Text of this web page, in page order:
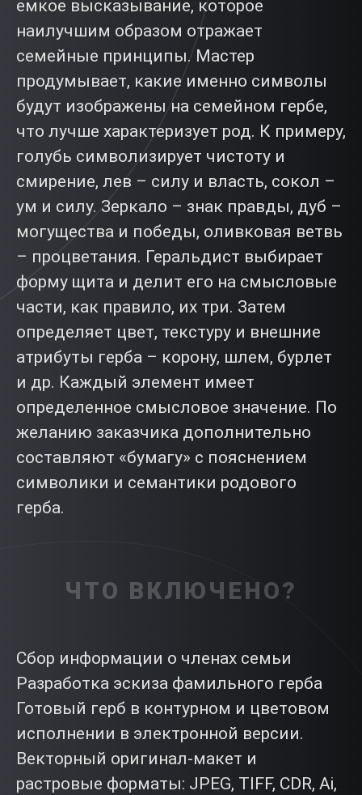
емкое высказывание, которое
наилучшим образом отражает
семейные принципы. Мастер
продумывает, какие именно символы
будут изображены на семейном гербе,
что лучше характеризует род. К примеру,
голубь символизирует чистоту и
смирение, лев – силу и власть, сокол –
ум и силу. Зеркало – знак правды, дуб –
могущества и победы, оливковая ветвь
– процветания. Геральдист выбирает
форму щита и делит его на смысловые
части, как правило, их три. Затем
определяет цвет, текстуру и внешние
атрибуты герба – корону, шлем, бурлет
и др. Каждый элемент имеет
определенное смысловое значение. По
желанию заказчика дополнительно
составляют «бумагу» с пояснением
символики и семантики родового
герба.
ЧТО ВКЛЮЧЕНО?
Сбор информации о членах семьи
Разработка эскиза фамильного герба
Готовый герб в контурном и цветовом
исполнении в электронной версии.
Векторный оригинал-макет и
растровые форматы: JPEG, TIFF, CDR, Ai,